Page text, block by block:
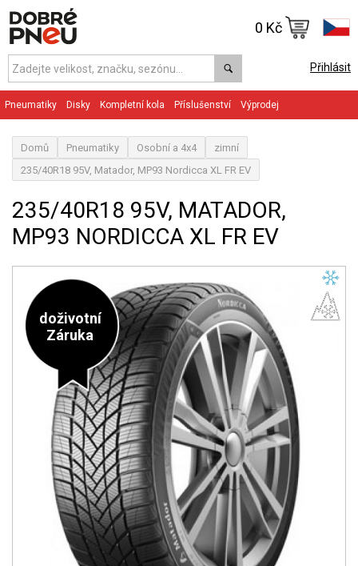
Přihlásit
0 Kč
Pneumatiky Disky Kompletní kola Příslušenství Výprodej
Domů Pneumatiky Osobní a 4x4
zimní
235/40R18 95V, Matador, MP93 Nordicca XL FR EV
235/40R18 95V, MATADOR,
MP93 NORDICCA XL FR EV
doživotní
Záruka